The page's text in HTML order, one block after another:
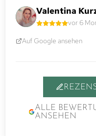
Valentina
vor 6
Auf Google ansehen
ALLE
ANSEHEN